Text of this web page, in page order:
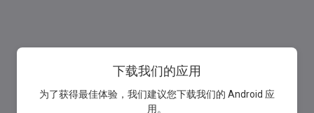
下载我们的应用
为了获得最佳体验，我们建议您下载我们的 Android 应
用。